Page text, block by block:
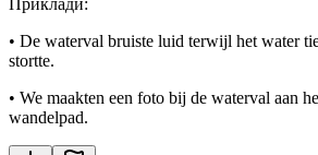
• De waterval bruiste luid terwijl het water
stortte.
• We maakten een foto bij de waterval aan
wandelpad.